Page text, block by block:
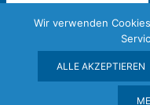
Wir verwenden
ALLE AKZEPTIEREN